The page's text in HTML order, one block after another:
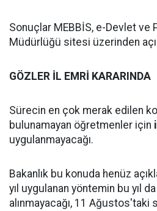
Sonuçlar MEBBİS, e-Devlet ve
Müdürlüğü sitesi üzerinden
GÖZLER İL EMRİ KARARINDA
Sürecin en çok merak edilen
bulunamayan öğretmenler için
uygulanmayacağı.
Bakanlık bu konuda henüz
yıl uygulanan yöntemin bu yıl
alınmayacağı, 11